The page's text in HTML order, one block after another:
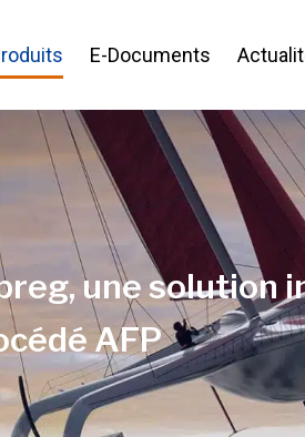
E-Documents
une solution
AFP